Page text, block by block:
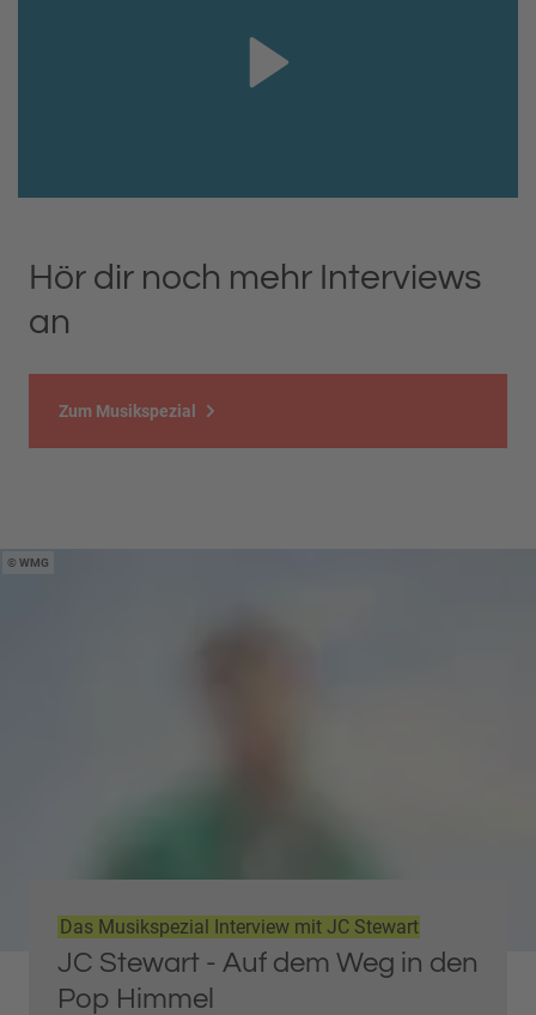
Hör dir noch mehr Interviews
an
Zum Musikspezial
WMG
Das Musikspezial Interview mit JC Stewart
JC Stewart - Auf dem Weg in den
Pop Himmel